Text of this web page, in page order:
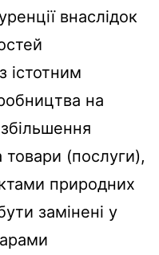
внаслідок
істотним
на
товари (послуги),
природних
замінені у